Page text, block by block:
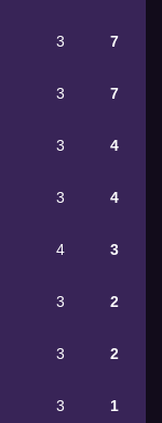
3 7
3 7
3 4
3 4
4 3
3 2
3 2
3 1